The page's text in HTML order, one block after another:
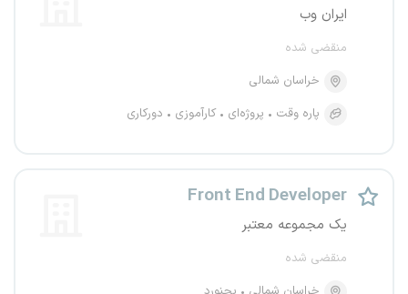
ایران وب
منقضی شده
خراسان شمالی
پاره وقت
پروژه‌ای کارآموزی دورکاری
Front End Developer
یک مجموعه معتبر
منقضی شده